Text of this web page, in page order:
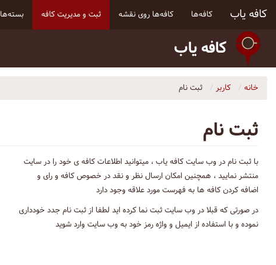
کافه یاب کافه‌ها کافه‌ها روی نقشه ثبت و مدیریت کافه بسته‌ها
کافه یاب
خانه کاربر ثبت نام
ثبت نام
با ثبت نام در وب سایت کافه یاب ، میتوانید اطلاعات کافه ی خود را در سایت
منتشر نمایید ، همچنین امکان ارسال نظر و نقد در خصوص کافه و رای و
اضافه کردن کافه ها به فهرست مورد علاقه وجود دارد
در صورتی که قبلا در وب سایت ثبت نما کرده اید لطفا از ثبت نام جدد خودداری
نموده و با استفاده از ایمیل و واژه رمز خود به وب سایت وارد شوید